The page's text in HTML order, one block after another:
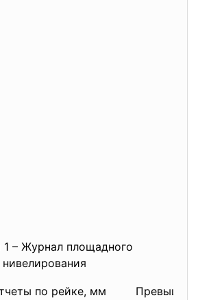
1 – Журнал площадного
нивелирования
по рейке, мм